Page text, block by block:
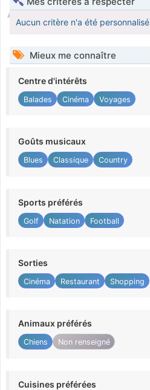
Aucun critère n'a été personnalisé
Mieux me connaître
Centre d'intérêts
Balades Cinéma Voyages
Goûts musicaux
Blues Classique Country
Sports préférés
Golf Natation Football
Sorties
Cinéma Restaurant Shopping
Animaux préférés
Chiens Non renseigné
Cuisines préférées